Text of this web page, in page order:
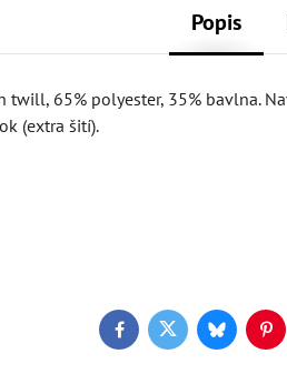
Popis
twill, 65% polyester, 35% bavlna.
(extra šití).
FacebookTwitterBluesky